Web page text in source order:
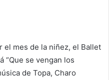
el mes de la niñez, el Ballet
“Que se vengan los
de Topa, Charo